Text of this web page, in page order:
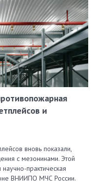
и
вновь показали,
с мезонинами. Этой
практическая
ВНИИПО МЧС России.